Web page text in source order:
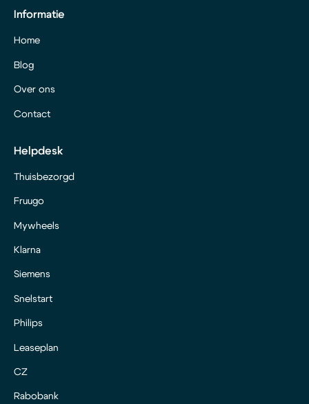
Informatie
Home
Blog
Over ons
Contact
Helpdesk
Thuisbezorgd
Fruugo
Mywheels
Klarna
Siemens
Snelstart
Philips
Leaseplan
CZ
Rabobank